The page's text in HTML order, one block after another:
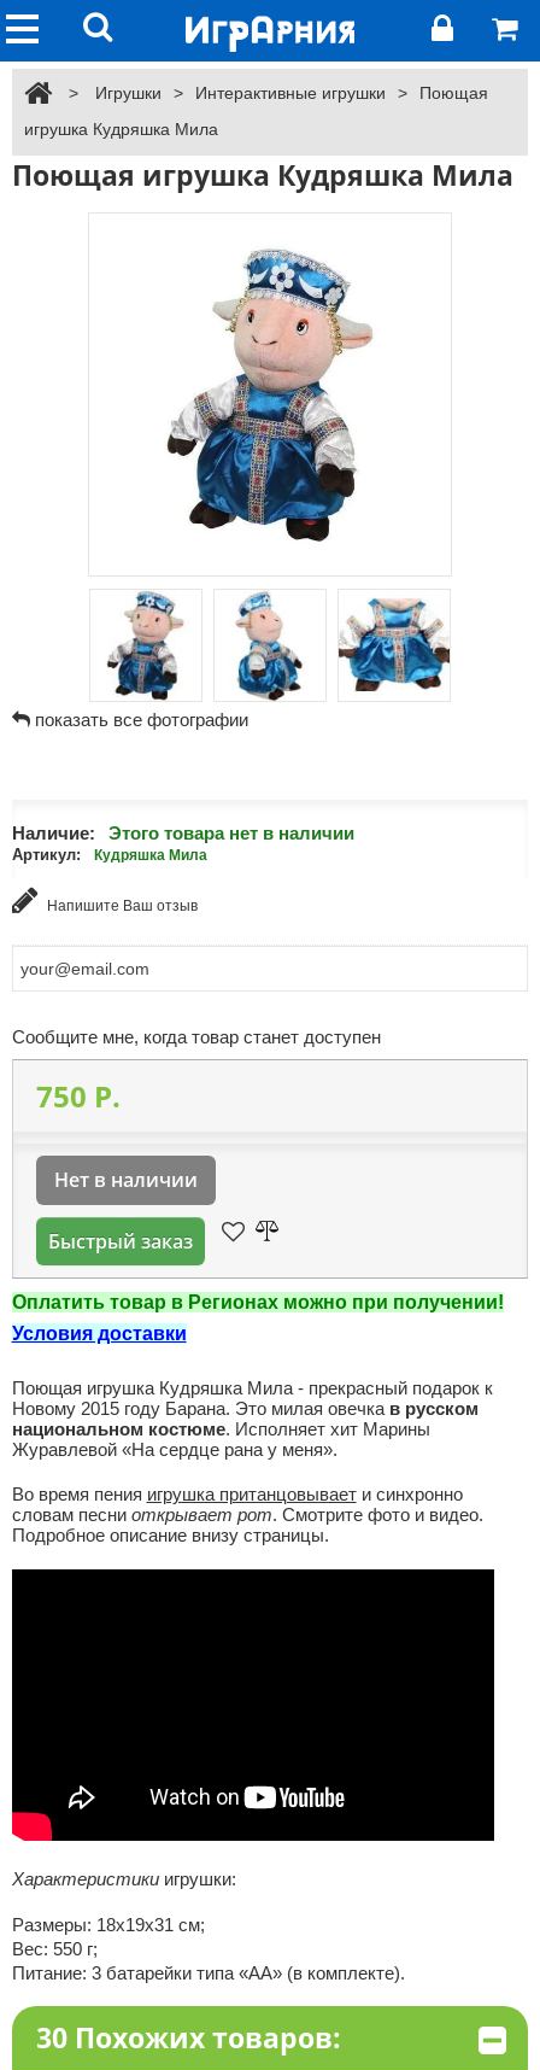
> Игрушки > Интерактивные игрушки >
Поющая
игрушка Кудряшка Мила
Поющая игрушка Кудряшка Мила
показать все фотографии
Наличие: Этого товара нет в наличии
Артикул: Кудряшка Мила
Напишите Ваш отзыв
Сообщите мне, когда товар станет доступен
750 P.
Нет в наличии
Быстрый заказ
Оплатить товар в Регионах можно при получении!
Условия доставки
Поющая игрушка Кудряшка Мила - прекрасный подарок к
Новому 2015 году Барана. Это милая овечка в русском
национальном костюме. Исполняет хит Марины
Журавлевой «На сердце рана у меня».
Во время пения игрушка пританцовываети синхронно
словам песни открывает рот. Смотрите фото и видео.
Подробное описание внизу страницы.
Характеристикиигрушки:
Размеры: 18х19х31 см;
Вес: 550 г;
Питание: 3 батарейки типа «AA» (в комплекте).
30 Похожих товаров: